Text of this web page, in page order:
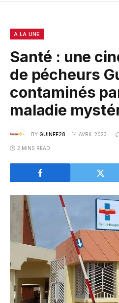
A LA UNE
Santé : une
de pécheurs
contaminés
maladie
BY GUINEE28 14 AVRIL 2023
2 MINS READ